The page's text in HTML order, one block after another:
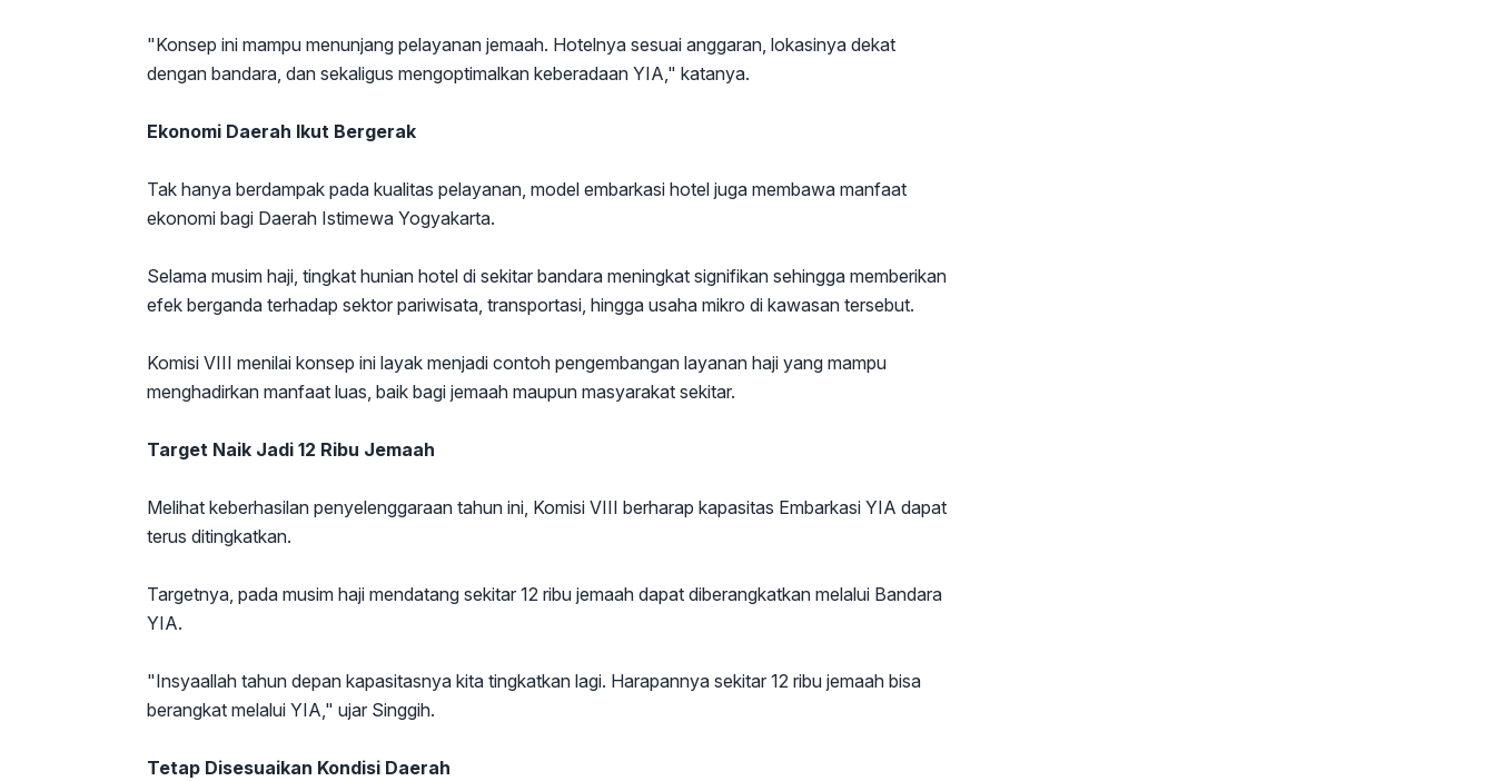
"Konsep ini mampu menunjang pelayanan jemaah. Hotelnya sesuai anggaran, lokasinya dekat
dengan bandara, dan sekaligus mengoptimalkan keberadaan YIA," katanya.
Ekonomi Daerah Ikut Bergerak
Tak hanya berdampak pada kualitas pelayanan, model embarkasi hotel juga membawa manfaat
ekonomi bagi Daerah Istimewa Yogyakarta.
Selama musim haji, tingkat hunian hotel di sekitar bandara meningkat signifikan sehingga memberikan
efek berganda terhadap sektor pariwisata, transportasi, hingga usaha mikro di kawasan tersebut.
Komisi VIII menilai konsep ini layak menjadi contoh pengembangan layanan haji yang mampu
menghadirkan manfaat luas, baik bagi jemaah maupun masyarakat sekitar.
Target Naik Jadi 12 Ribu Jemaah
Melihat keberhasilan penyelenggaraan tahun ini, Komisi VIII berharap kapasitas Embarkasi YIA dapat
terus ditingkatkan.
Targetnya, pada musim haji mendatang sekitar 12 ribu jemaah dapat diberangkatkan melalui Bandara
YIA.
"Insyaallah tahun depan kapasitasnya kita tingkatkan lagi. Harapannya sekitar 12 ribu jemaah bisa
berangkat melalui YIA," ujar Singgih.
Tetap Disesuaikan Kondisi Daerah